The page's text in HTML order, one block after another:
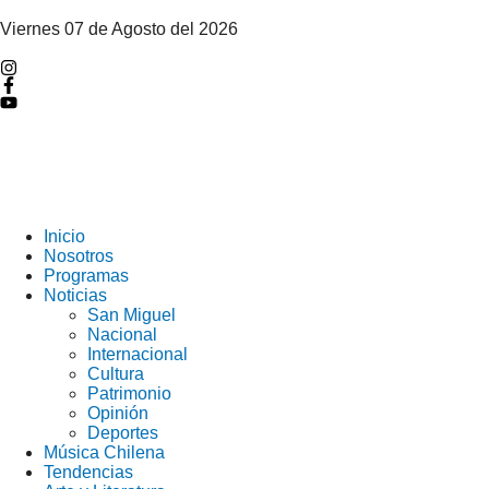
Viernes 07 de Agosto del 2026
Inicio
Nosotros
Programas
Noticias
San Miguel
Nacional
Internacional
Cultura
Patrimonio
Opinión
Deportes
Música Chilena
Tendencias